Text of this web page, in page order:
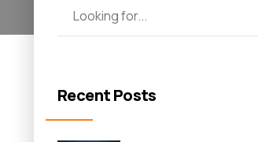
Recent Posts